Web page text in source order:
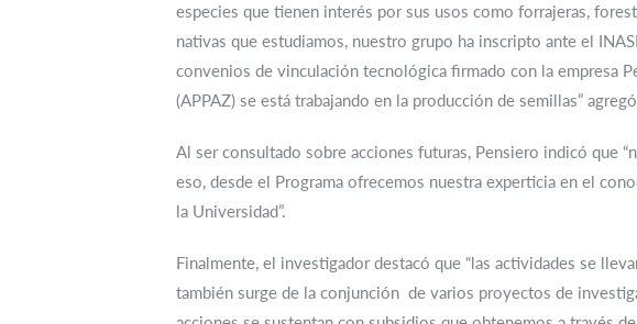
especies que tienen interés por sus usos como forrajeras,
nativas que estudiamos, nuestro grupo ha inscripto ante el
convenios de vinculación tecnológica firmado con la empresa
(APPAZ) se está trabajando en la producción de semillas”
Al ser consultado sobre acciones futuras, Pensiero indicó que
eso, desde el Programa ofrecemos nuestra experticia en el
la Universidad”.
Finalmente, el investigador destacó que “las actividades se
también surge de la conjunción de varios proyectos de